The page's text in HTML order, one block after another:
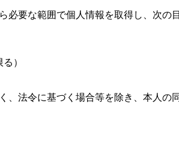
要な範囲で個人情報を取得し、次の
）
法令に基づく場合等を除き、本人の